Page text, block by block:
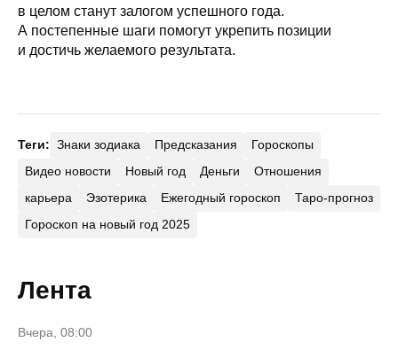
в целом станут залогом успешного года.
А постепенные шаги помогут укрепить позиции
и достичь желаемого результата.
Теги: Знаки зодиака Предсказания
Гороскопы
Видео новости
Новый год Деньги
Отношения
карьера
Эзотерика Ежегодный гороскоп
Таро-прогноз
Гороскоп на новый год 2025
Лента
Вчера, 08:00